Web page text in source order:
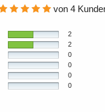
von 4
2
2
0
0
0
0